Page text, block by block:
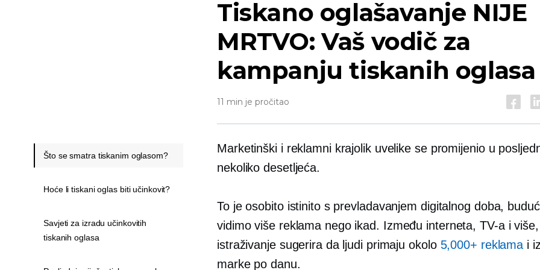
Tiskano oglašavanje NIJE
MRTVO: Vaš vodič za
kampanju tiskanih oglasa
11 min je pročitao
Marketinški i reklamni krajolik uvelike se promijenio u
nekoliko desetljeća.
To je osobito istinito s prevladavanjem digitalnog doba,
vidimo više reklama nego ikad. Između interneta, TV-a i više,
istraživanje sugerira da ljudi primaju okolo 5,000+ reklama i
marke po danu.
Što se smatra tiskanim oglasom?
Hoće li tiskani oglas biti učinkovit?
Savjeti za izradu učinkovitih
tiskanih oglasa